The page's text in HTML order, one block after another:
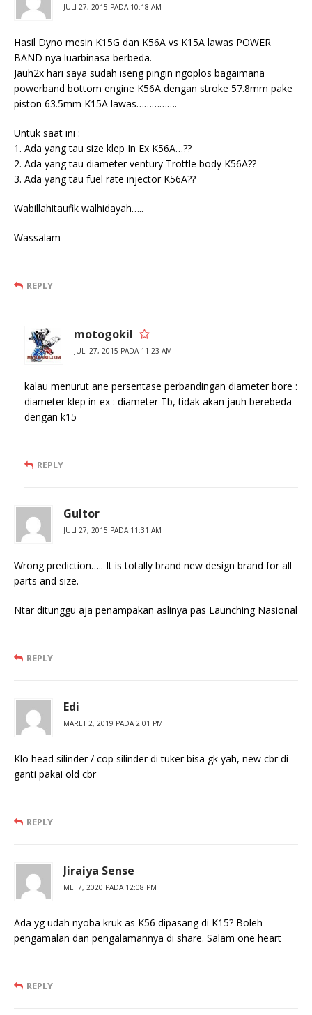
JULI 27, 2015 PADA 10:18 AM
Hasil Dyno mesin K15G dan K56A vs K15A lawas POWER
BAND nya luarbinasa berbeda.
Jauh2x hari saya sudah iseng pingin ngoplos bagaimana
powerband bottom engine K56A dengan stroke 57.8mm pake
piston 63.5mm K15A lawas…………….
Untuk saat ini :
1. Ada yang tau size klep In Ex K56A…??
2. Ada yang tau diameter ventury Trottle body K56A??
3. Ada yang tau fuel rate injector K56A??
Wabillahitaufik walhidayah…..
Wassalam
REPLY
motogokil
JULI 27, 2015 PADA 11:23 AM
kalau menurut ane persentase perbandingan diameter bore :
diameter klep in-ex : diameter Tb, tidak akan jauh berebeda
dengan k15
REPLY
Gultor
JULI 27, 2015 PADA 11:31 AM
Wrong prediction….. It is totally brand new design brand for all
parts and size.
Ntar ditunggu aja penampakan aslinya pas Launching Nasional
REPLY
Edi
MARET 2, 2019 PADA 2:01 PM
Klo head silinder / cop silinder di tuker bisa gk yah, new cbr di
ganti pakai old cbr
REPLY
Jiraiya Sense
MEI 7, 2020 PADA 12:08 PM
Ada yg udah nyoba kruk as K56 dipasang di K15? Boleh
pengamalan dan pengalamannya di share. Salam one heart
REPLY